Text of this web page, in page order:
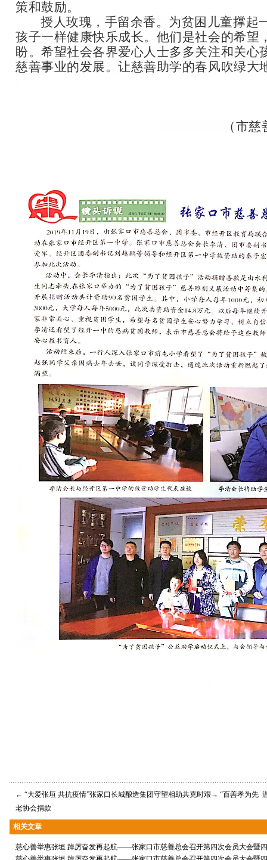
策和鼓励。
授人玫瑰，手留余香。为贫困儿童撑起
孩子一样健康快乐成长。他们是社会的希望
盼。希望社会各界爱心人士多多关注和关心
慈善事业的发展。让慈善助学的春风吹绿大
（市慈善
← “大爱张垣 共抗疫情”张家口长城酿造集团守望相助共克时艰→ “百善孝为先
老协会捐款
相关文章
慈心善举惠张垣 踔厉奋发再起航——张家口市慈善总会召开第四次会员大会暨